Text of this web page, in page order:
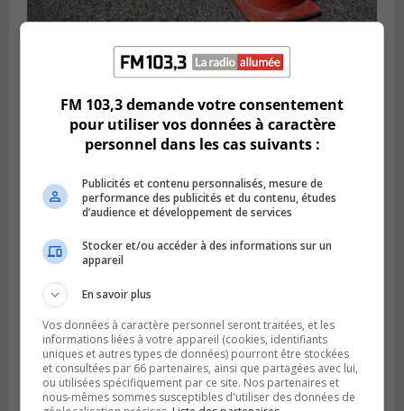
Des travaux de marquage de nuit
entraînent des entraves sur la Rive-Sud
VIEUX-LONGUEUIL
Publié le 28 juillet 2026 à 07h44
La Tablée des chefs obtient un appui
FM 103,3 demande votre consentement
pour utiliser vos données à caractère
personnel dans les cas suivants :
Publicités et contenu personnalisés, mesure de
performance des publicités et du contenu, études
d’audience et développement de services
Stocker et/ou accéder à des informations sur un
appareil
En savoir plus
Vos données à caractère personnel seront traitées, et les
informations liées à votre appareil (cookies, identifiants
uniques et autres types de données) pourront être stockées
et consultées par 66 partenaires, ainsi que partagées avec lui,
ou utilisées spécifiquement par ce site. Nos partenaires et
nous-mêmes sommes susceptibles d'utiliser des données de